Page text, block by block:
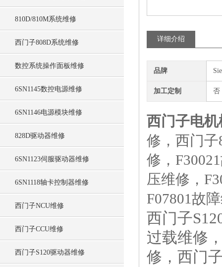
810D/810M系统维修
西门子808D系统维修
数控系统操作面板维修
6SN1145数控电源维修
6SN1146电源模块维修
828D驱动器维修
6SN1123伺服驱动器维修
6SN1118轴卡控制器维修
西门子NCU维修
西门子CCU维修
西门子S120驱动器维修
详细介绍
品牌
加工定制 否
西门子电
修，西门
修，
压维修，
F07801故
西门子
过载维修
修，西门